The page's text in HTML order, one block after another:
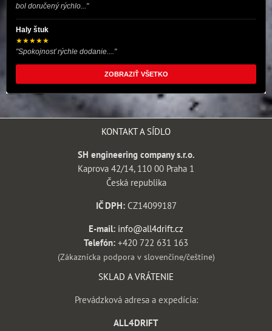
bol doručený rýchlo..."
Haly štuk
★★★★★
"Spokojnosť rýchle dodanie...."
ZOBRAZIŤ VŠETKO
KONTAKT A SÍDLO
SH engineering company s.r.o.
Kaprova 42/14, 110 00 Praha 1
Česká republika
IČ DPH:CZ14099187
E-mail: info@all4drift.cz
Telefón: +420 722 631 163
(Zákaznícka podpora v slovenčine/češtine)
SKLAD A VRÁTENIE
Prevádzková adresa a expedícia:
ALL4DRIFT